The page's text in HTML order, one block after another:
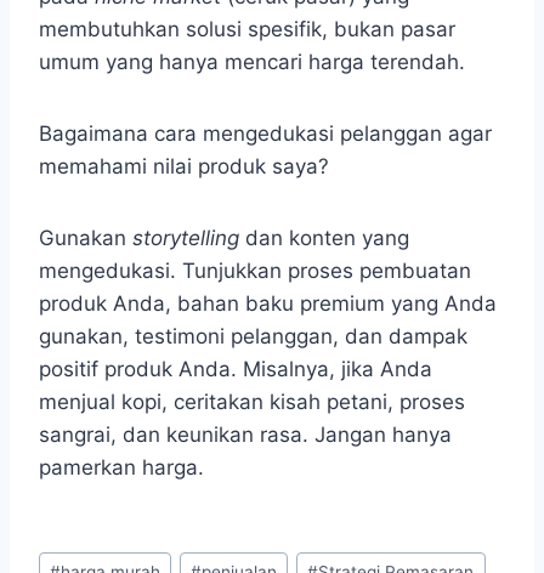
membutuhkan solusi spesifik, bukan pasar
umum yang hanya mencari harga terendah.
Bagaimana cara mengedukasi pelanggan agar
memahami nilai produk saya?
Gunakan storytelling dan konten yang
mengedukasi. Tunjukkan proses pembuatan
produk Anda, bahan baku premium yang Anda
gunakan, testimoni pelanggan, dan dampak
positif produk Anda. Misalnya, jika Anda
menjual kopi, ceritakan kisah petani, proses
sangrai, dan keunikan rasa. Jangan hanya
pamerkan harga.
Post